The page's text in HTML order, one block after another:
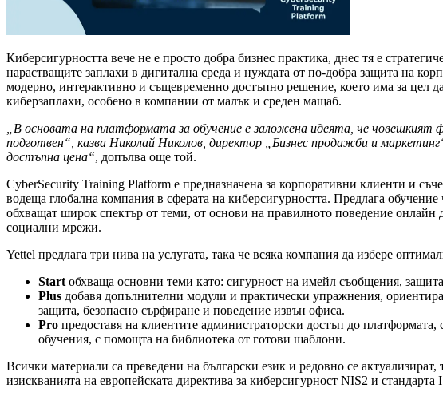
Киберсигурността вече не е просто добра бизнес практика, днес тя е
нарастващите заплахи в дигитална среда и нуждата от по-добра защита на
модерно, интерактивно и същевременно достъпно решение, което има за цел
киберзаплахи, особено в компании от малък и среден мащаб.
„В основата на платформата за обучение е заложена идеята, че човешкият
подготвен“, казва Николай Николов, директор „Бизнес продажби и
достъпна цена“, допълва още той.
CyberSecurity Training Platform е предназначена за корпоративни клиенти и
водеща глобална компания в сферата на киберсигурността. Предлага
обхващат широк спектър от теми, от основи на правилното поведение
социални мрежи.
Yettel предлага три нива на услугата, така че всяка компания да избере
Start обхваща основни теми като: сигурност на имейл съобщения,
Plus добавя допълнителни модули и практически упражнения,
защита, безопасно сърфиране и поведение извън офиса.
Pro предоставя на клиентите администраторски достъп до
обучения, с помощта на библиотека от готови шаблони.
Всички материали са преведени на български език и редовно се
изискванията на европейската директива за киберсигурност NIS2 и стандарта